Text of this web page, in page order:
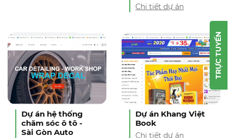
Chi tiết dự án
Dự án hệ thống
chăm sóc ô tô -
Sài Gòn Auto
Dự án Khang Việt
Book
Chi tiết dự án
TRỰC TUYẾN